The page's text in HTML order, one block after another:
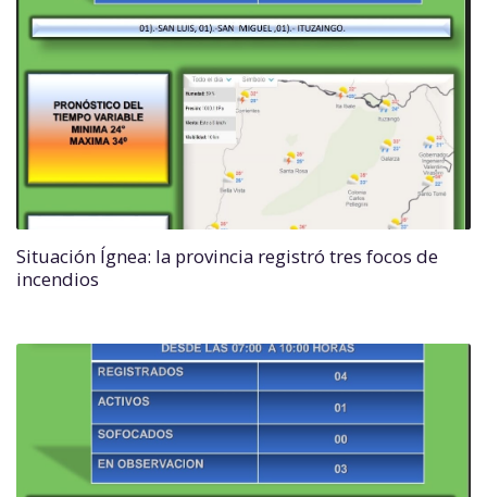
Situación Ígnea: la provincia registró tres focos de
incendios